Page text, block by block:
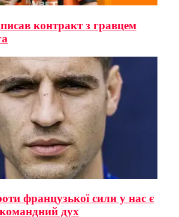
контракт з гравцем
французької сили у нас є
дух